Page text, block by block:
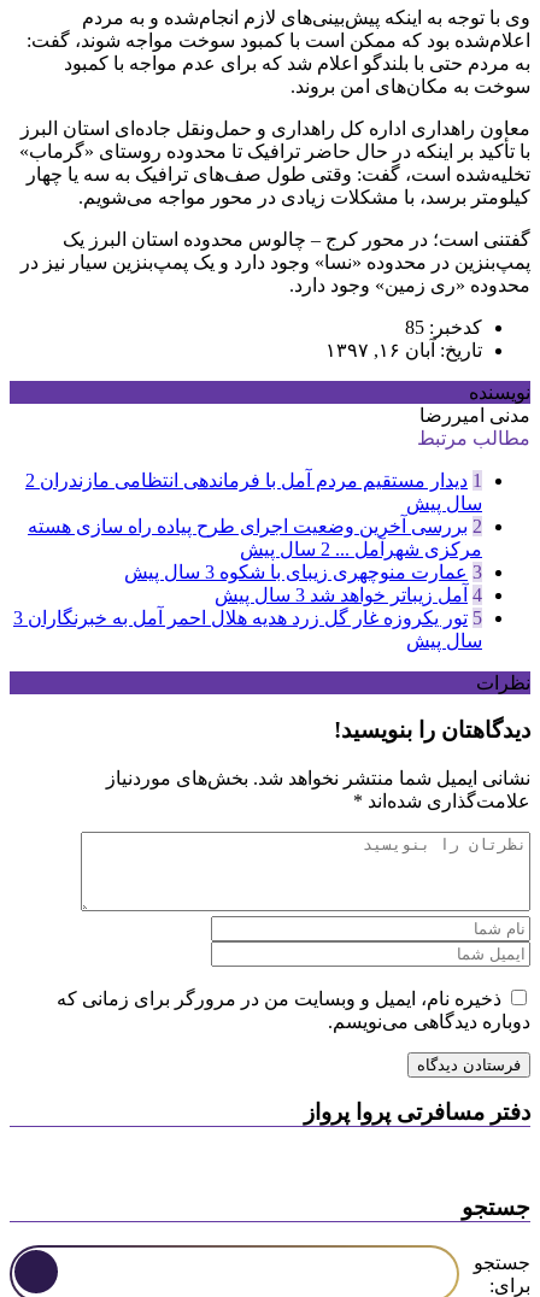
وی با توجه به اینکه پیش‌بینی‌های لازم انجام‌شده و به مردم
اعلام‌شده بود که ممکن است با کمبود سوخت مواجه شوند، گفت:
به مردم حتی با بلندگو اعلام شد که برای عدم مواجه با کمبود
سوخت به مکان‌های امن بروند.
معاون راهداری اداره کل راهداری و حمل‌ونقل جاده‌ای استان البرز
با تأکید بر اینکه در حال حاضر ترافیک تا محدوده روستای «گرماب»
تخلیه‌شده است، گفت: وقتی طول صف‌های ترافیک به سه یا چهار
کیلومتر برسد، با مشکلات زیادی در محور مواجه می‌شویم.
گفتنی است؛ در محور کرج – چالوس محدوده استان البرز یک
پمپ‌بنزین در محدوده «نسا» وجود دارد و یک پمپ‌بنزین سیار نیز در
محدوده «ری زمین» وجود دارد.
کدخبر: 85
تاریخ: آبان ۱۶, ۱۳۹۷
نویسنده
مدنی امیررضا
مطالب مرتبط
1 دیدار مستقیم مردم آمل با فرماندهی انتظامی مازندران 2
سال پیش
2 بررسی آخرین وضعیت اجرای طرح پیاده راه سازی هسته
مرکزی شهرآمل ... 2 سال پیش
3 عمارت منوچهری زیبای با شکوه 3 سال پیش
4 آمل زیباتر خواهد شد 3 سال پیش
5 تور یکروزه غار گل زرد هدیه هلال احمر آمل به خبرنگاران 3
سال پیش
نظرات
دیدگاهتان را بنویسید!
نشانی ایمیل شما منتشر نخواهد شد. بخش‌های موردنیاز
علامت‌گذاری شده‌اند *
ذخیره نام، ایمیل و وبسایت من در مرورگر برای زمانی که
دوباره دیدگاهی می‌نویسم.
دفتر مسافرتی پروا پرواز
جستجو
جستجو
برای: